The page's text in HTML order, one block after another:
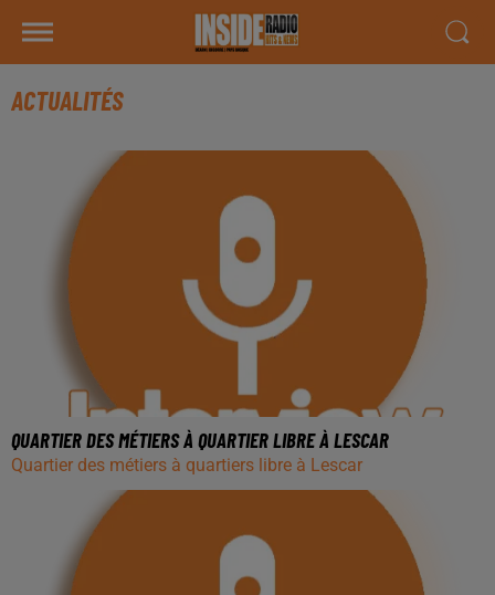
ACTUALITÉS
QUARTIER DES MÉTIERS À QUARTIER LIBRE À LESCAR
Quartier des métiers à quartiers libre à Lescar